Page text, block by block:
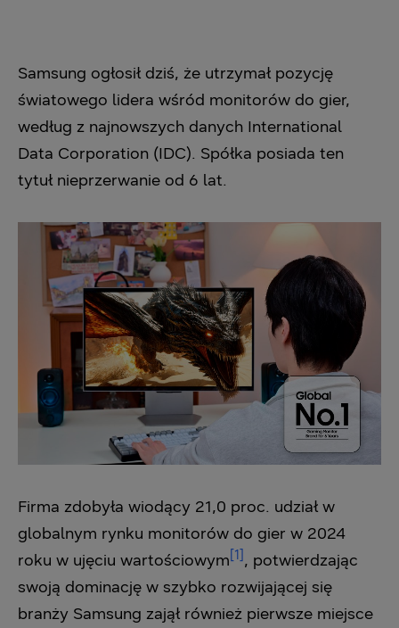
Samsung ogłosił dziś, że utrzymał pozycję
światowego lidera wśród monitorów do gier,
według z najnowszych danych International
Data Corporation (IDC). Spółka posiada ten
tytuł nieprzerwanie od 6 lat.
Firma zdobyła wiodący 21,0 proc. udział w
globalnym rynku monitorów do gier w 2024
roku w ujęciu wartościowym [1] , potwierdzając
swoją dominację w szybko rozwijającej się
branży Samsung zajął również pierwsze miejsce